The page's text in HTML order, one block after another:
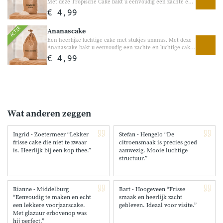
smaken. Eenvoudig thuis te bakken Ambachtelijke
bakmixen van de molen
Met deze Tropische Cake bakt u eenvoudig een zachte en
luchtige cake met een verrassend tropische smaak. De
combinatie van ananas, papaya en een vleugje
bij iedere plak.
€ 4,99
ACTIE Ananascake
Een heerlijke luchtige cake met stukjes ananas. Met deze
Ananascake bakt u eenvoudig een zachte en luchtige cake
met een frisse, zoete ananassmaak. Heerlijk bij koffie of
thee en perfect voor een zomers genietmoment.
€ 4,99
Wat anderen zeggen
Ingrid - Zoetermeer “Lekker
frisse cake die niet te zwaar
is. Heerlijk bij een kop thee.”
Stefan - Hengelo “De
citroensmaak is precies goed
aanwezig. Mooie luchtige
structuur.”
Rianne - Middelburg
“Eenvoudig te maken en echt
een lekkere voorjaarscake.
Met glazuur erbovenop was
hij perfect.”
Bart - Hoogeveen “Frisse
smaak en heerlijk zacht
gebleven. Ideaal voor visite.”